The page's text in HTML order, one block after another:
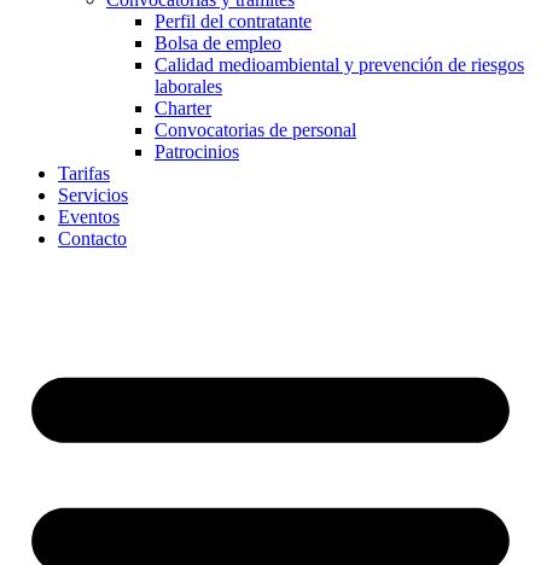
Perfil del contratante
Bolsa de empleo
Calidad medioambiental y prevención de riesgos
laborales
Charter
Convocatorias de personal
Patrocinios
Tarifas
Servicios
Eventos
Contacto